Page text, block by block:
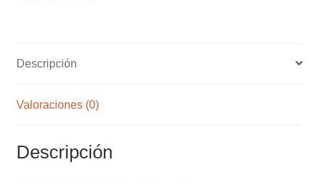
Descripción
Valoraciones (0)
Descripción